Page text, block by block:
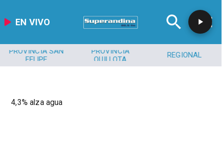
EN VIVO
PROVINCIA SAN
FELIPE
PROVINCIA
QUILLOTA
REGIONAL
4,3% alza agua